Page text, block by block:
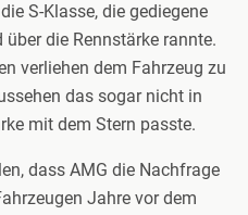
S-Klasse, die gediegene
die Rennstärke rannte.
verliehen dem Fahrzeug zu
das sogar nicht in
mit dem Stern passte.
dass AMG die Nachfrage
Jahre vor dem